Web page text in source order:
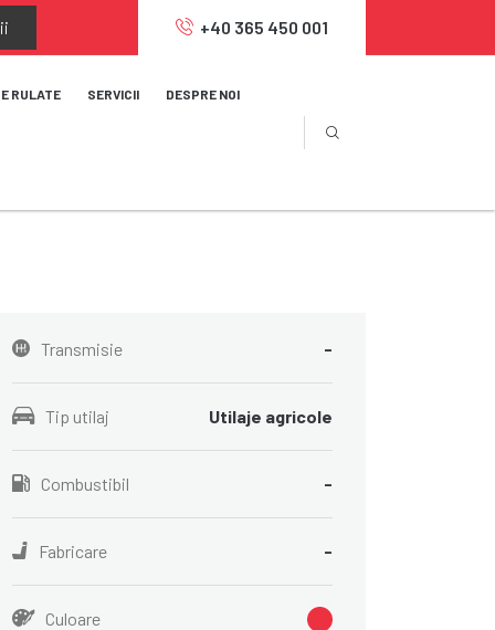
+40 365 450 001
RULATE SERVICII DESPRE NOI
Transmisie -
Tip utilaj Utilaje agricole
Combustibil -
Fabricare -
Culoare